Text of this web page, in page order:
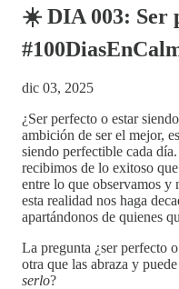
☀️ DIA 003: Ser
dic 03, 2025
¿Ser perfecto o estar
ambición de ser el mejor,
siendo perfectible cada
recibimos de lo exitoso
entre lo que observamos y
esta realidad nos haga
apartándonos de quienes
La pregunta ¿ser perfecto
otra que las abraza y
serlo?